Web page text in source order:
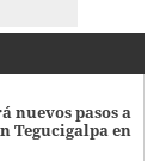
nuevos pasos a
Tegucigalpa en